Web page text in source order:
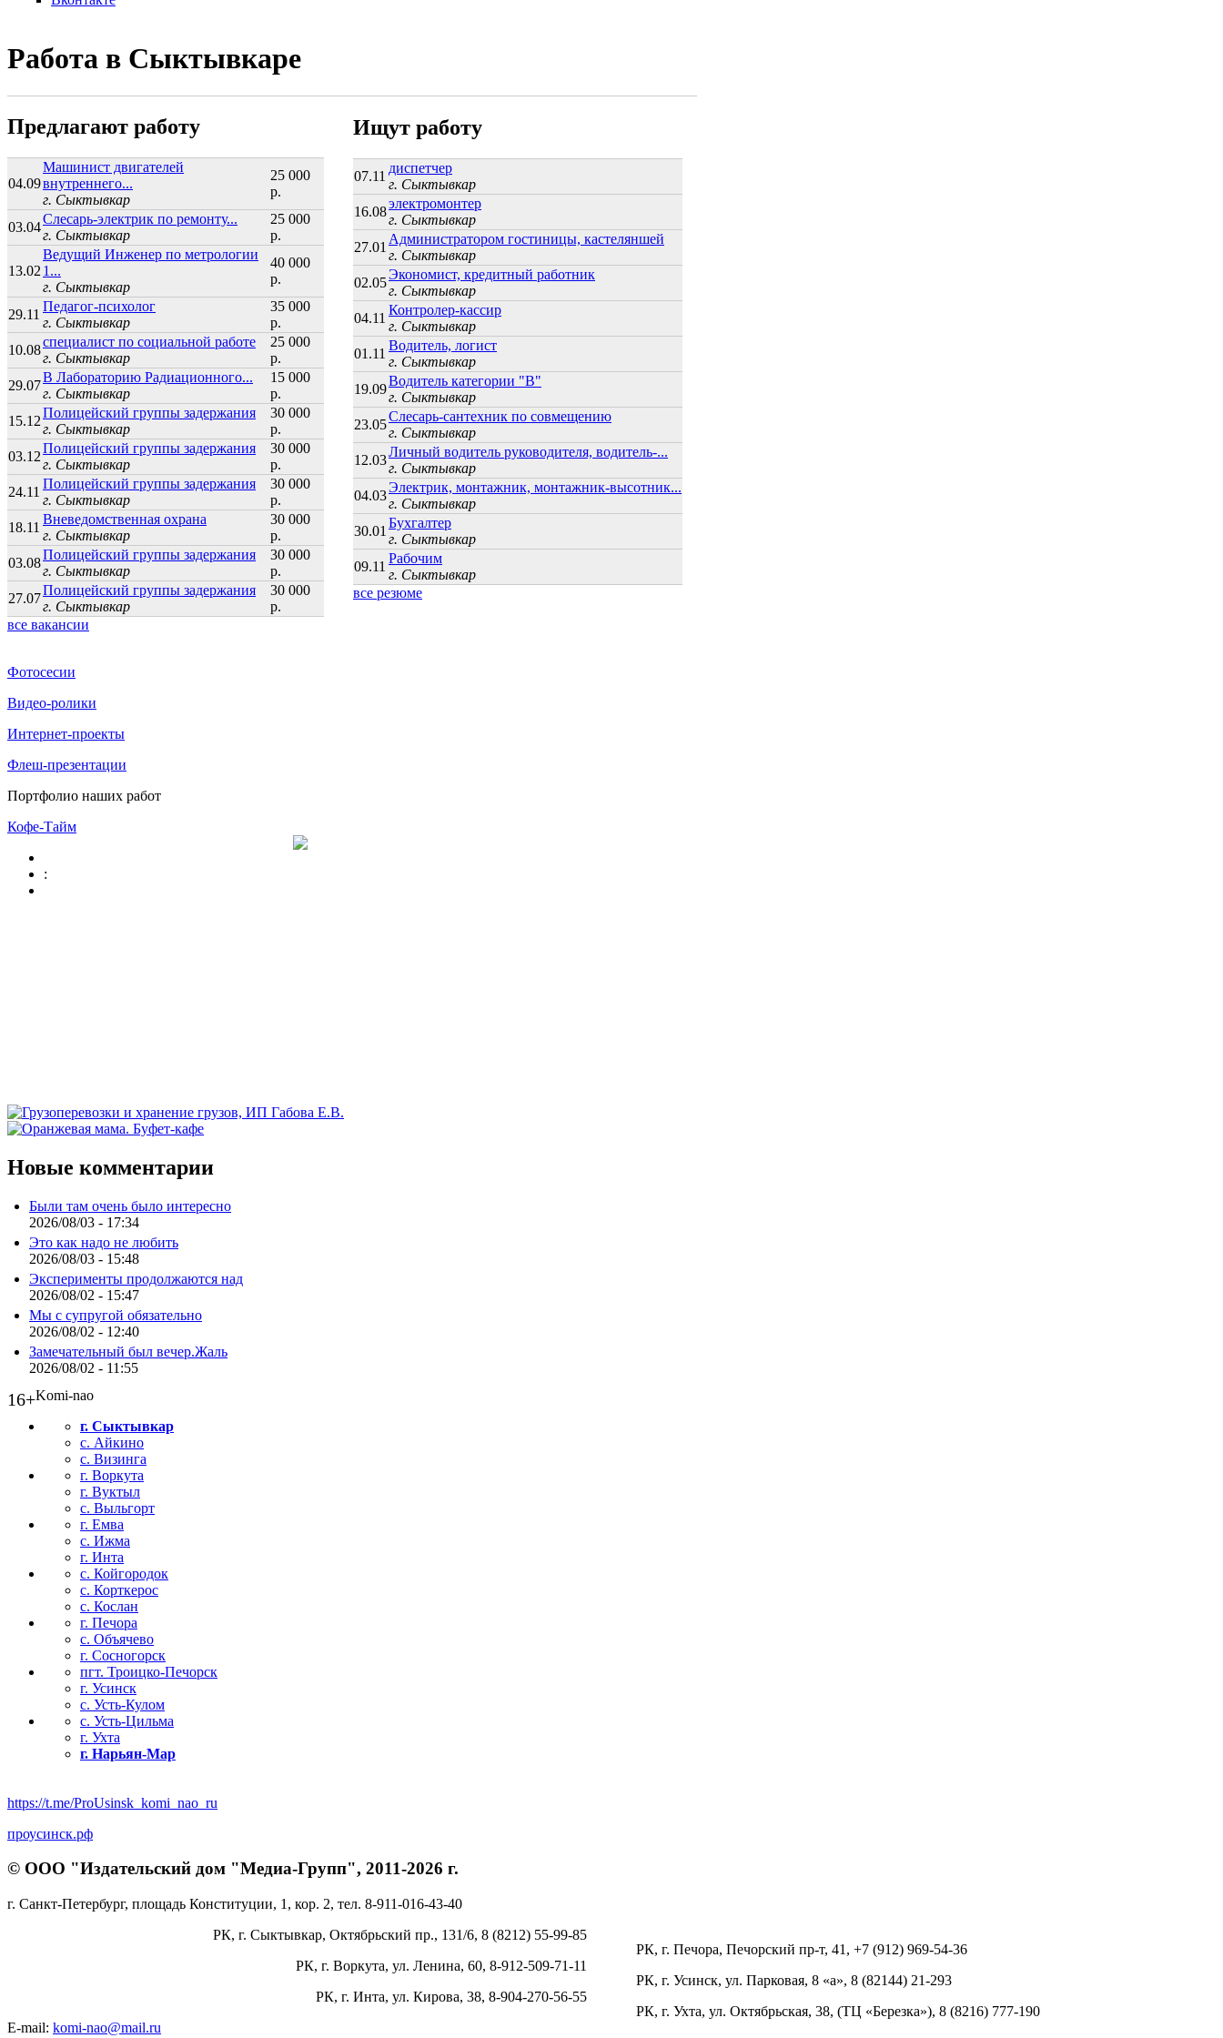
Работа в Сыктывкаре
Предлагают работу
04.09
Машинист двигателей
внутреннего...
г. Сыктывкар
25 000
р.
03.04
Слесарь-электрик по ремонту...
г. Сыктывкар
25 000
р.
13.02
Ведущий Инженер по метрологии
1...
г. Сыктывкар
40 000
р.
29.11
Педагог-психолог
г. Сыктывкар
35 000
р.
10.08
специалист по социальной работе
г. Сыктывкар
25 000
р.
29.07
В Лабораторию Радиационного...
г. Сыктывкар
15 000
р.
15.12
Полицейский группы задержания
г. Сыктывкар
30 000
р.
03.12
Полицейский группы задержания
г. Сыктывкар
30 000
р.
24.11
Полицейский группы задержания
г. Сыктывкар
30 000
р.
18.11
Вневедомственная охрана
г. Сыктывкар
30 000
р.
03.08
Полицейский группы задержания
г. Сыктывкар
30 000
р.
27.07
Полицейский группы задержания
г. Сыктывкар
30 000
р.
все вакансии
Ищут работу
07.11
диспетчер
г. Сыктывкар
16.08
электромонтер
г. Сыктывкар
27.01
Администратором гостиницы, кастеляншей
г. Сыктывкар
02.05
Экономист, кредитный работник
г. Сыктывкар
04.11
Контролер-кассир
г. Сыктывкар
01.11
Водитель, логист
г. Сыктывкар
19.09
Водитель категории "В"
г. Сыктывкар
23.05
Слесарь-сантехник по совмещению
г. Сыктывкар
12.03
Личный водитель руководителя, водитель-...
г. Сыктывкар
04.03
Электрик, монтажник, монтажник-высотник...
г. Сыктывкар
30.01
Бухгалтер
г. Сыктывкар
09.11
Рабочим
г. Сыктывкар
все резюме
Фотосесии
Видео-ролики
Интернет-проекты
Флеш-презентации
Портфолио наших работ
Кофе-Тайм
:
Новые комментарии
Были там очень было интересно
2026/08/03 - 17:34
Это как надо не любить
2026/08/03 - 15:48
Эксперименты продолжаются над
2026/08/02 - 15:47
Мы с супругой обязательно
2026/08/02 - 12:40
Замечательный был вечер.Жаль
2026/08/02 - 11:55
16+Komi-nao
г. Сыктывкар
с. Айкино
с. Визинга
г. Воркута
г. Вуктыл
с. Выльгорт
г. Емва
с. Ижма
г. Инта
с. Койгородок
с. Корткерос
с. Кослан
г. Печора
с. Объячево
г. Сосногорск
пгт. Троицко-Печорск
г. Усинск
с. Усть-Кулом
с. Усть-Цильма
г. Ухта
г. Нарьян-Мар
https://t.me/ProUsinsk_komi_nao_ru
проусинск.рф
© ООО "Издательский дом "Медиа-Групп", 2011-2026 г.
г. Санкт-Петербург, площадь Конституции, 1, кор. 2, тел. 8-911-016-43-40
РК, г. Печора, Печорский пр-т, 41, +7 (912) 969-54-36
РК, г. Усинск, ул. Парковая, 8 «а», 8 (82144) 21-293
РК, г. Ухта, ул. Октябрьская, 38, (ТЦ «Березка»), 8 (8216) 777-190
РК, г. Сыктывкар, Октябрьский пр., 131/6, 8 (8212) 55-99-85
РК, г. Воркута, ул. Ленина, 60, 8-912-509-71-11
РК, г. Инта, ул. Кирова, 38, 8-904-270-56-55
E-mail: komi-nao@mail.ru